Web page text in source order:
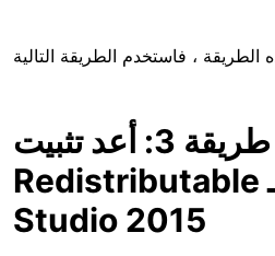
طريقة 3: أعد تثبيت Visual C ++
Redistributable لـ Visual
Studio 2015